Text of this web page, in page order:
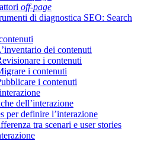
off-page
di diagnostica SEO: Search
dei contenuti
i contenuti
i contenuti
i contenuti
dell’interazione
per definire l’interazione
tra scenari e user stories